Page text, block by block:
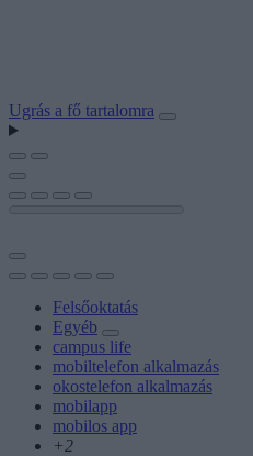
Ugrás a fő tartalomra
Felsőoktatás
Egyéb
campus life
mobiltelefon alkalmazás
okostelefon alkalmazás
mobilapp
mobilos app
+2